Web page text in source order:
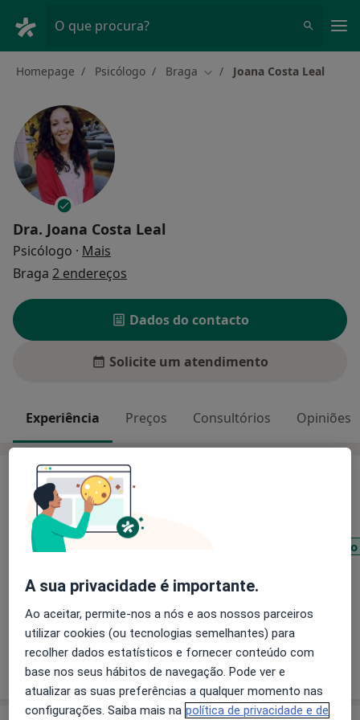
O que procura?
Homepage Psicólogo Braga Mudar de cidade
Joana Costa Leal
Dra. Joana Costa Leal
Psicólogo · Mais
Braga 2 endereços
Dados do contacto
Solicite um atendimento
Experiência Preços Consultórios Opiniões
Experiência
Principais doenças tratadas
Transtornos de Alimentação na Infância
Transtornos de Déficit da Atenção e do
Transtornos Sexuais e da Identidade Sexual
Transtornos Mentais Diagnosticados na Infância
Mostrar mais detalhes
sobre a experiência
A sua privacidade é importante.
Ao aceitar, permite-nos a nós e aos nossos parceiros
utilizar cookies (ou tecnologias semelhantes) para
recolher dados estatísticos e fornecer conteúdo com
base nos seus hábitos de navegação. Pode ver e
atualizar as suas preferências a qualquer momento nas
configurações. Saiba mais na política de privacidade e de